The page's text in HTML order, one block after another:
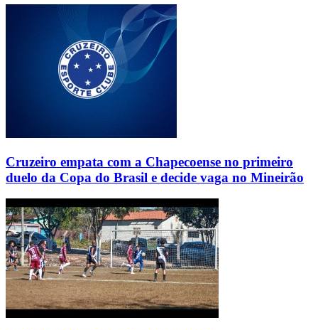
Cruzeiro empata com a Chapecoense no primeiro
duelo da Copa do Brasil e decide vaga no Mineirão